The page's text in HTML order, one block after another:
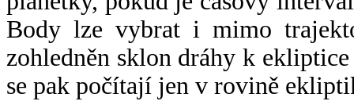
Body lze vybrat i mimo
zohledněn sklon dráhy k
se pak počítají jen v rovině